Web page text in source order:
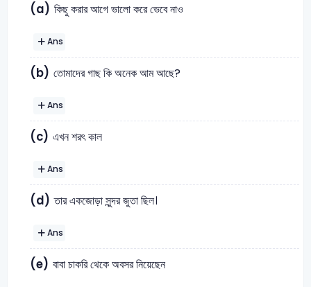
(a) কিছু করার আগে ভালো করে ভেবে নাও
Ans
(b) তোমাদের গাছ কি অনেক আম আছে?
Ans
(c) এখন শরৎ কাল
Ans
(d) তার একজোড়া সুন্দর জুতা ছিল।
Ans
(e) বাবা চাকরি থেকে অবসর নিয়েছেন